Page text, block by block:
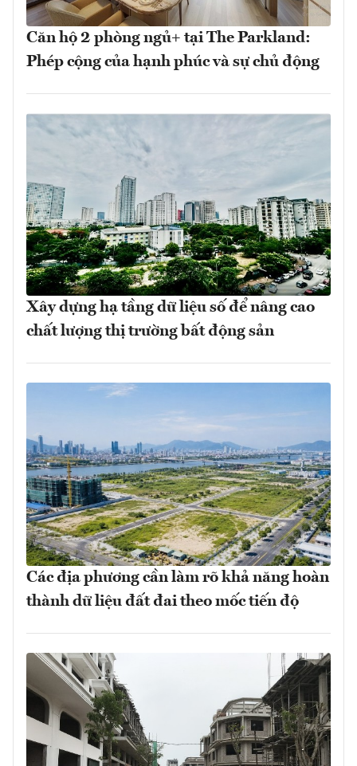
Căn hộ 2 phòng ngủ+ tại The Parkland:
Phép cộng của hạnh phúc và sự chủ động
Xây dựng hạ tầng dữ liệu số để nâng cao
chất lượng thị trường bất động sản
Các địa phương cần làm rõ khả năng hoàn
thành dữ liệu đất đai theo mốc tiến độ